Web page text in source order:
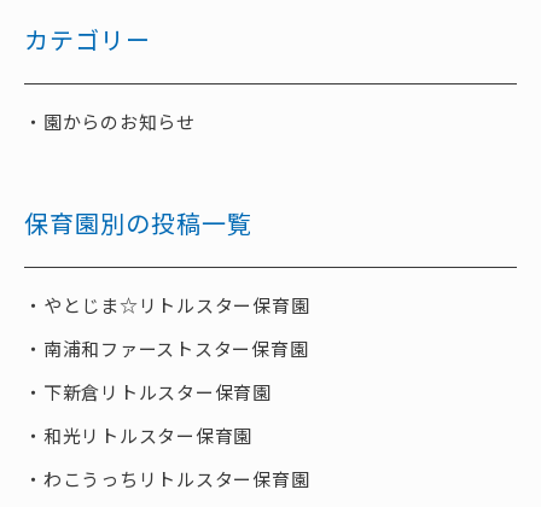
カテゴリー
園からのお知らせ
保育園別の投稿一覧
やとじま☆リトルスター保育園
南浦和ファーストスター保育園
下新倉リトルスター保育園
和光リトルスター保育園
わこうっちリトルスター保育園